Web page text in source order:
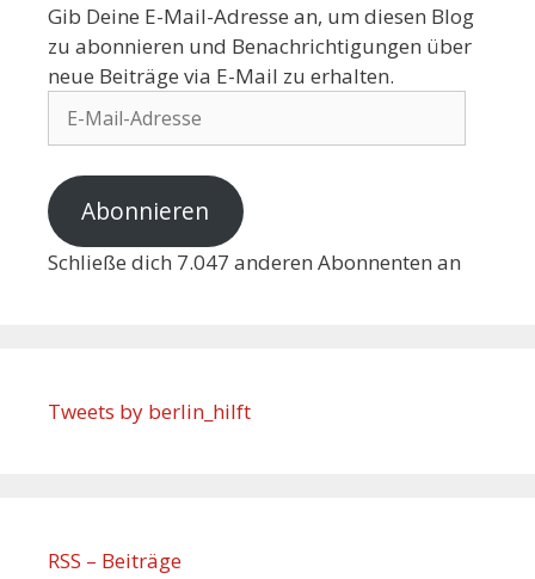
Gib Deine E-Mail-Adresse an, um diesen Blog
zu abonnieren und Benachrichtigungen über
neue Beiträge via E-Mail zu erhalten.
Abonnieren
Schließe dich 7.047 anderen Abonnenten an
Tweets by berlin_hilft
RSS – Beiträge